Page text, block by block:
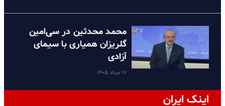
محمد محدثین در سی‌امین
گلریزان همیاری با سیمای
آزادی
۱۷ مرداد ۱۴۰۵
اینک ایران